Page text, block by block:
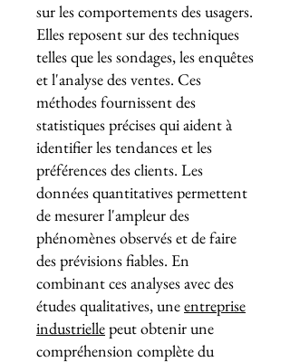
sur les comportements des usagers.
Elles reposent sur des techniques
telles que les sondages, les enquêtes
et l'analyse des ventes. Ces
méthodes fournissent des
statistiques précises qui aident à
identifier les tendances et les
préférences des clients. Les
données quantitatives permettent
de mesurer l'ampleur des
phénomènes observés et de faire
des prévisions fiables. En
combinant ces analyses avec des
études qualitatives, uneentreprise
industriellepeut obtenir une
compréhension complète du